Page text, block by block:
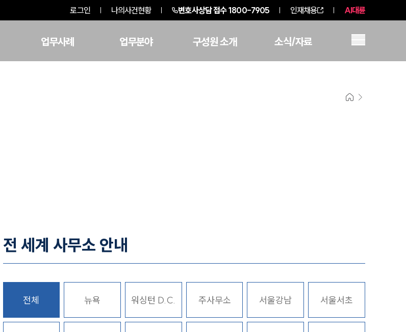
로그인 나의사건현황 변호사상담 접수1800-7905 인재채용 AI대륜
업무사례 업무분야 구성원 소개 소식/자료
업무사례
사례분석/최신동향
법률정보
전 세계 사무소 안내
전체 뉴욕 워싱턴 D.C. 주사무소 서울강남 서울서초